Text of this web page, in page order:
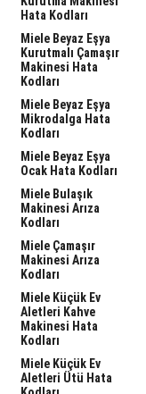
Hata Kodları
Miele Beyaz Eşya
Kurutmalı Çamaşır
Makinesi Hata
Kodları
Miele Beyaz Eşya
Mikrodalga Hata
Kodları
Miele Beyaz Eşya
Ocak Hata Kodları
Miele Bulaşık
Makinesi Arıza
Kodları
Miele Çamaşır
Makinesi Arıza
Kodları
Miele Küçük Ev
Aletleri Kahve
Makinesi Hata
Kodları
Miele Küçük Ev
Aletleri Ütü Hata